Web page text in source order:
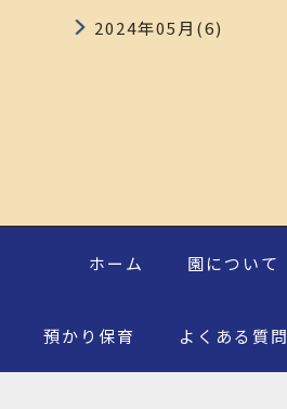
2024年05月(6)
ホーム 園について
預かり保育 よくある質問